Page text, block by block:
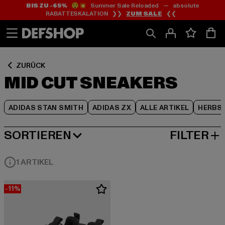
Zum
Inhalt
springen
Zum
Fußzeile
springen
BIS ZU -65%😲💥 Summer Sale Reloaded — absolute
RABATTESKALATION ❯❯ ZUM SALE ❮❮
ZURÜCK
MID CUT SNEAKERS
ADIDAS STAN SMITH ADIDAS ZX ALLE ARTIKEL
Zum
Produktraster
springen
SORTIEREN
BELIEBTESTE FILTER
1 ARTIKEL
-11%